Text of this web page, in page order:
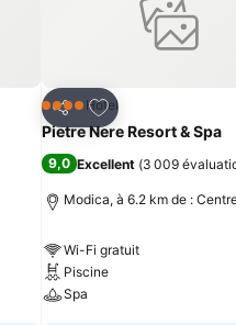
Partager
Ajouter à mes
4 ÉtoilesHôtel
Pietre Nere Resort & Spa
9,0 Excellent (3 009
Modica, à 6.2 km de :
Wi-Fi gratuit
Piscine
Spa